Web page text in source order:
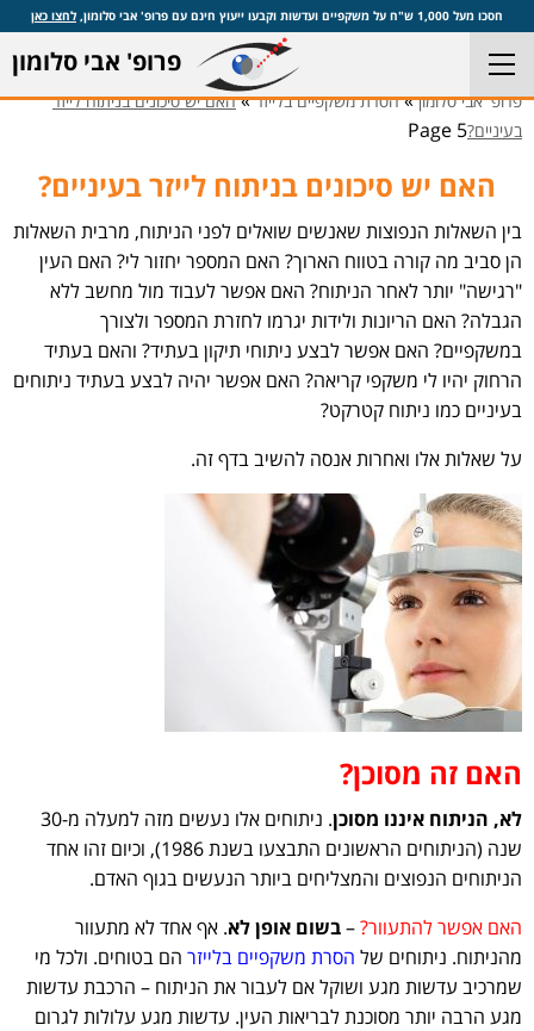
חסכו מעל 1,000 ש"ח על משקפיים ועדשות וקבעו ייעוץ חינם עם פרופ' אבי סלומון, לחצו כאן
פרופ' אבי סלומון
פרופ' אבי סלומון»הסרת משקפיים בלייזר»האם יש סיכונים בניתוח לייזר
בעיניים?Page 5
האם יש סיכונים בניתוח לייזר בעיניים?
בין השאלות הנפוצות שאנשים שואלים לפני הניתוח, מרבית השאלות
הן סביב מה קורה בטווח הארוך? האם המספר יחזור לי? האם העין
"רגישה" יותר לאחר הניתוח? האם אפשר לעבוד מול מחשב ללא
הגבלה? האם הריונות ולידות יגרמו לחזרת המספר ולצורך
במשקפיים? האם אפשר לבצע ניתוחי תיקון בעתיד? והאם בעתיד
הרחוק יהיו לי משקפי קריאה? האם אפשר יהיה לבצע בעתיד ניתוחים
בעיניים כמו ניתוח קטרקט?
על שאלות אלו ואחרות אנסה להשיב בדף זה.
האם זה מסוכן?
לא, הניתוח איננו מסוכן
. ניתוחים אלו נעשים מזה למעלה מ-30
שנה (הניתוחים הראשונים התבצעו בשנת 1986), וכיום זהו אחד
הניתוחים הנפוצים והמצליחים ביותר הנעשים בגוף האדם.
האם אפשר להתעוור?–בשום אופן לא. אף אחד לא מתעוור
מהניתוח. ניתוחים של הסרת משקפיים בלייזר הם בטוחים. ולכל מי
שמרכיב עדשות מגע ושוקל אם לעבור את הניתוח – הרכבת עדשות
מגע הרבה יותר מסוכנת לבריאות העין. עדשות מגע עלולות לגרום